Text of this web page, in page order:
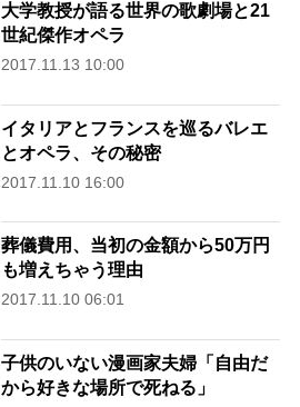
大学教授が語る世界の歌劇場と21
世紀傑作オペラ
2017.11.13 10:00
イタリアとフランスを巡るバレエ
とオペラ、その秘密
2017.11.10 16:00
葬儀費用、当初の金額から50万円
も増えちゃう理由
2017.11.10 06:01
子供のいない漫画家夫婦「自由だ
から好きな場所で死ねる」